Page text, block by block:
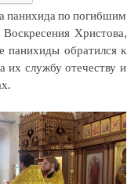
панихида по погибшим
Христова,
панихиды обратился к
их службу отечеству и